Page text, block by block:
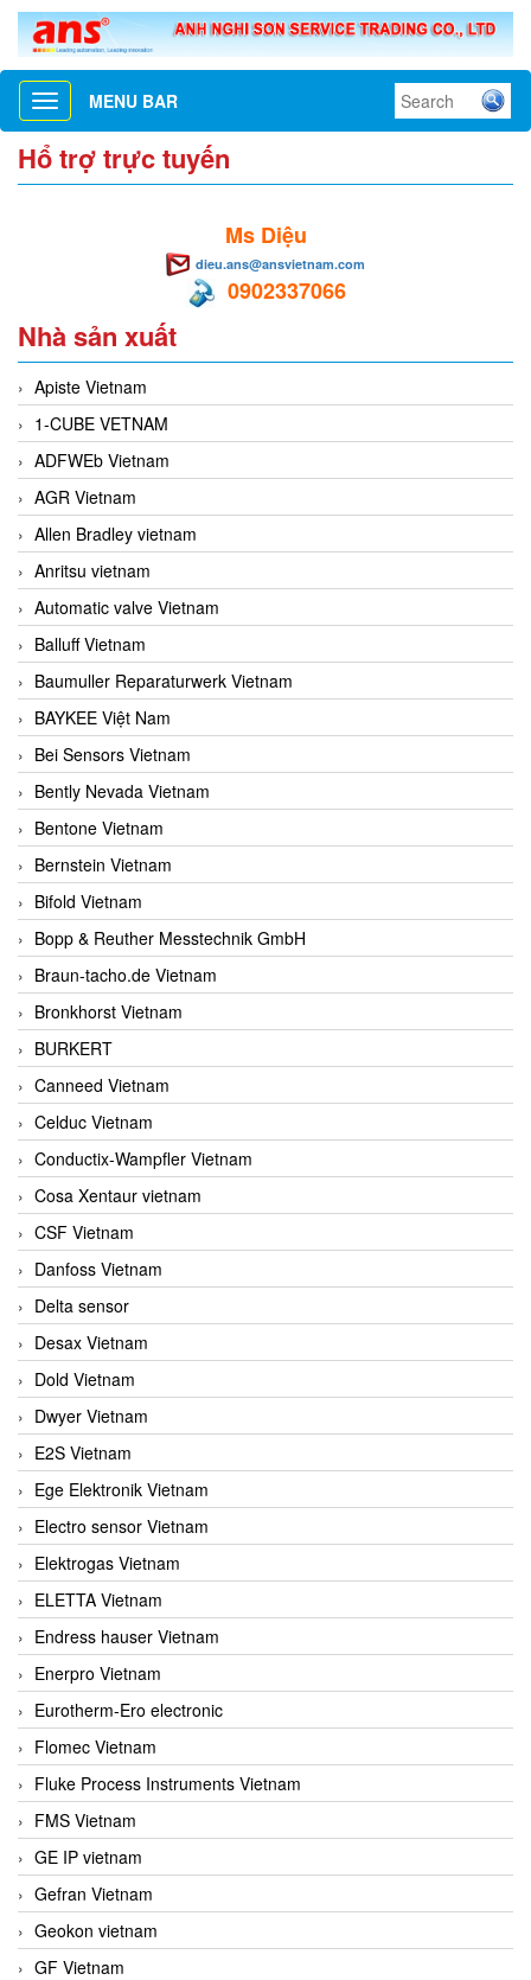
Toggle
navigation
MENU BAR
Hổ trợ trực tuyến
Ms Diệu
dieu.ans@ansvietnam.com
0902337066
Nhà sản xuất
Apiste Vietnam
1-CUBE VETNAM
ADFWEb Vietnam
AGR Vietnam
Allen Bradley vietnam
Anritsu vietnam
Automatic valve Vietnam
Balluff Vietnam
Baumuller Reparaturwerk Vietnam
BAYKEE Việt Nam
Bei Sensors Vietnam
Bently Nevada Vietnam
Bentone Vietnam
Bernstein Vietnam
Bifold Vietnam
Bopp & Reuther Messtechnik GmbH
Braun-tacho.de Vietnam
Bronkhorst Vietnam
BURKERT
Canneed Vietnam
Celduc Vietnam
Conductix-Wampfler Vietnam
Cosa Xentaur vietnam
CSF Vietnam
Danfoss Vietnam
Delta sensor
Desax Vietnam
Dold Vietnam
Dwyer Vietnam
E2S Vietnam
Ege Elektronik Vietnam
Electro sensor Vietnam
Elektrogas Vietnam
ELETTA Vietnam
Endress hauser Vietnam
Enerpro Vietnam
Eurotherm-Ero electronic
Flomec Vietnam
Fluke Process Instruments Vietnam
FMS Vietnam
GE IP vietnam
Gefran Vietnam
Geokon vietnam
GF Vietnam